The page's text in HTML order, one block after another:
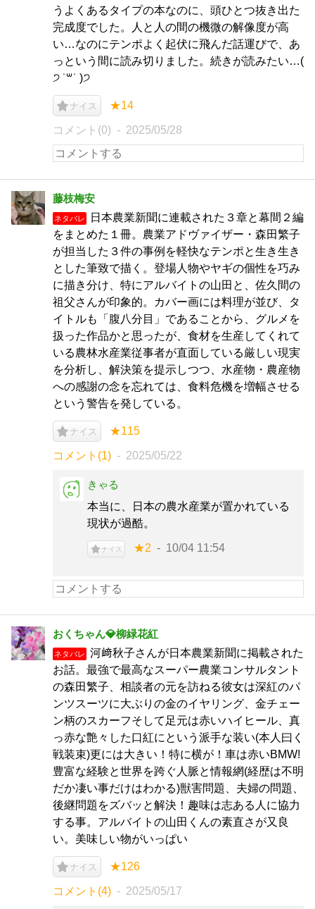
うよくあるタイプの本なのに、頭ひとつ抜き出た
完成度でした。人と人の間の機微の解像度が高
い…なのにテンポよく起伏に飛んだ話運びで、あ
っという間に読み切りました。続きが読みたい…(
੭ ˙꒳​˙ )੭
ナイス ★14
コメント(0) 2025/05/28
藤枝梅安
ネタバレ
日本農業新聞に連載された３章と幕間２編
をまとめた１冊。農業アドヴァイザー・森田繁子
が担当した３件の事例を軽快なテンポと生き生き
とした筆致で描く。登場人物やヤギの個性を巧み
に描き分け、特にアルバイトの山田と、佐久間の
祖父さんが印象的。カバー画には料理が並び、タ
イトルも「腹八分目」であることから、グルメを
扱った作品かと思ったが、食材を生産してくれて
いる農林水産業従事者が直面している厳しい現実
を分析し、解決策を提示しつつ、水産物・農産物
への感謝の念を忘れては、食料危機を増幅させる
という警告を発している。
ナイス ★115
コメント(1) 2025/05/22
きゃる
本当に、日本の農水産業が置かれている
現状が過酷。
ナイス ★2 10/04 11:54
おくちゃん💎柳緑花紅
ネタバレ
河﨑秋子さんが日本農業新聞に掲載された
お話。最強で最高なスーパー農業コンサルタント
の森田繁子、相談者の元を訪ねる彼女は深紅のパ
ンツスーツに大ぶりの金のイヤリング、金チェー
ン柄のスカーフそして足元は赤いハイヒール、真
っ赤な艶々した口紅にという派手な装い(本人曰く
戦装束)更には大きい！特に横が！車は赤いBMW!
豊富な経験と世界を跨ぐ人脈と情報網(経歴は不明
だか凄い事だけはわかる)獣害問題、夫婦の問題、
後継問題をズバッと解決！趣味は志ある人に協力
する事。アルバイトの山田くんの素直さが又良
い。美味しい物がいっぱい
ナイス ★126
コメント(4) 2025/05/17